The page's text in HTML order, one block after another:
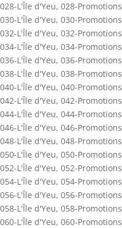
028-L'Île d'Yeu, 028-Promotions
030-L'Île d'Yeu, 030-Promotions
032-L'Île d'Yeu, 032-Promotions
034-L'Île d'Yeu, 034-Promotions
036-L'Île d'Yeu, 036-Promotions
038-L'Île d'Yeu, 038-Promotions
040-L'Île d'Yeu, 040-Promotions
042-L'Île d'Yeu, 042-Promotions
044-L'Île d'Yeu, 044-Promotions
046-L'Île d'Yeu, 046-Promotions
048-L'Île d'Yeu, 048-Promotions
050-L'Île d'Yeu, 050-Promotions
052-L'Île d'Yeu, 052-Promotions
054-L'Île d'Yeu, 054-Promotions
056-L'Île d'Yeu, 056-Promotions
058-L'Île d'Yeu, 058-Promotions
060-L'Île d'Yeu, 060-Promotions